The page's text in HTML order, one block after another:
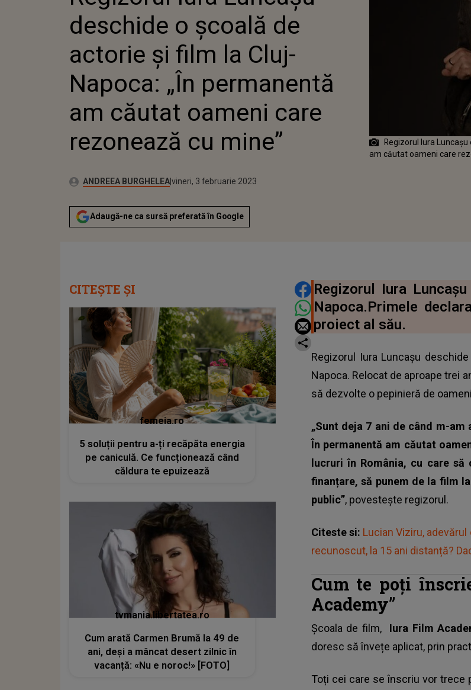
OAMENI CARE REZONEAZĂ CU MINE”
deschide o școală de
actorie și film la Cluj-
Napoca: „În permanentă
am căutat oameni care
rezonează cu mine”
Autor:ANDREEA BURGHELEAPublicat:
joi, 3 februarie 2022
Actualizat:
vineri, 3 februarie 2023
Adaugă-ne ca sursă preferată în Google
Regizorul Iura
am căutat oameni care
DISTRIBUIE ARTICOLUL
Regizorul Iura
Napoca.Primele
proiect al său.
Regizorul Iura Luncașu
Napoca. Relocat de aproape trei
să dezvolte o pepinieră de
„Sunt deja 7 ani de când m-
În permanentă am căutat
lucruri în România, cu care
finanțare, să punem de la film
public”, povestește regizorul.
Citeste si: Lucian Viziru,
recunoscut, la 15 ani distanță?
Cum te poți
Academy”
Școala de film, Iura Film
doresc să învețe aplicat, prin
Toți cei care se înscriu vor trece
CITEȘTE ȘI
femeia.ro
5 soluții pentru a-ți recăpăta energia
pe caniculă. Ce funcționează când
căldura te epuizează
tvmania.libertatea.ro
Cum arată Carmen Brumă la 49 de
ani, deși a mâncat desert zilnic în
vacanță: «Nu e noroc!» [FOTO]